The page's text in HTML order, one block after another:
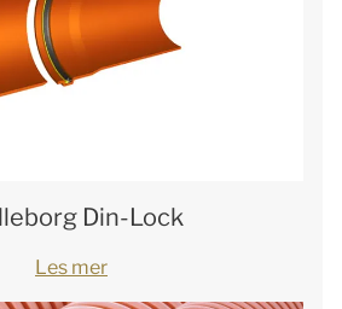
Din-Lock
Les mer